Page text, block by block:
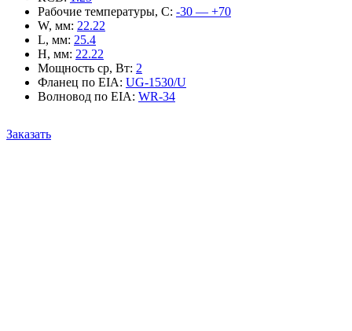
Рабочие температуры, С: -30 — +70
W, мм: 22.22
L, мм: 25.4
H, мм: 22.22
Мощность ср, Вт: 2
Фланец по EIA: UG-1530/U
Волновод по EIA: WR-34
Заказать